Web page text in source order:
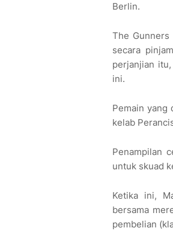
Berlin.
The
secara
perjanjian
ini.
Pemain yang
kelab
Penampilan
untuk skuad
Ketika ini,
bersama
pembelian